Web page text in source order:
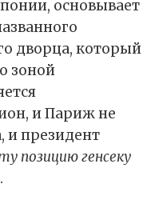
основывает
дворца, который
зоной
и Париж не
и президент
позицию генсеку
.